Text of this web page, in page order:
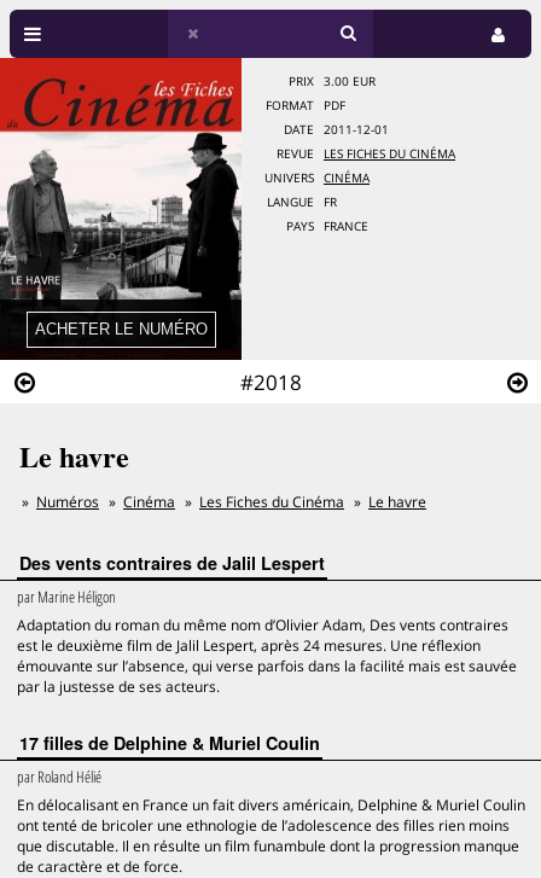
#2018
PRIX
3.00 EUR
FORMAT
PDF
DATE
2011-12-01
REVUE
LES FICHES DU CINÉMA
UNIVERS
CINÉMA
LANGUE
FR
PAYS
FRANCE
Le havre
Numéros Cinéma Les Fiches du Cinéma Le havre
Des vents contraires de Jalil Lespert
parMarine Héligon
Adaptation du roman du même nom d’Olivier Adam, Des vents contraires
est le deuxième film de Jalil Lespert, après 24 mesures. Une réflexion
émouvante sur l’absence, qui verse parfois dans la facilité mais est sauvée
par la justesse de ses acteurs.
17 filles de Delphine & Muriel Coulin
parRoland Hélié
En délocalisant en France un fait divers américain, Delphine & Muriel Coulin
ont tenté de bricoler une ethnologie de l’adolescence des filles rien moins
que discutable. Il en résulte un film funambule dont la progression manque
de caractère et de force.